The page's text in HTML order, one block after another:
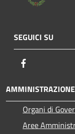
SEGUICI SU
AMMINISTRAZIONE
Organi di
Aree